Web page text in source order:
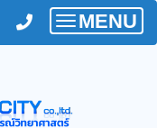
Toggle
MENU